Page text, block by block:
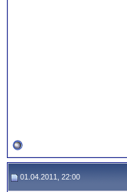
01.04.2011, 22:00